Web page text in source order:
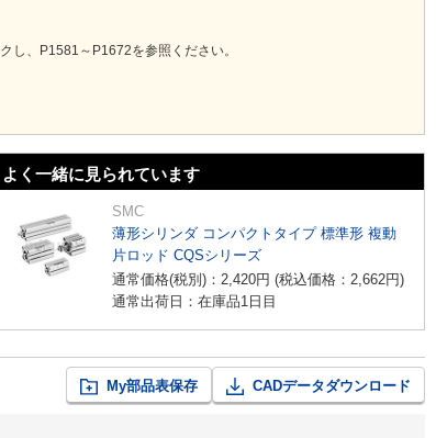
し、P1581～P1672を参照ください。
よく一緒に見られています
SMC
薄形シリンダ コンパクトタイプ 標準形 複動
片ロッド CQSシリーズ
通常価格(税別)： 2,420円 (税込価格： 2,662円)
通常出荷日：在庫品1日目
My部品表保存 CADデータダウンロード